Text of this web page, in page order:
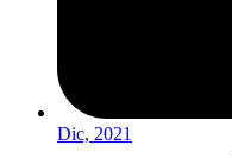
Dic, 2021